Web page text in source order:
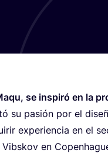
se ins­pi­ró en la
su pasión por el
expe­rien­cia en el
en